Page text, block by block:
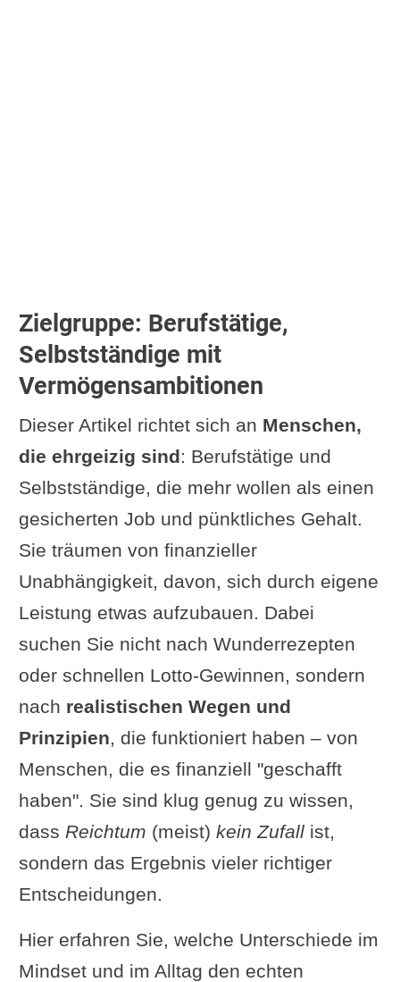
Zielgruppe: Berufstätige,
Selbstständige mit
Vermögensambitionen
Dieser Artikel richtet sich an Menschen,
die ehrgeizig sind: Berufstätige und
Selbstständige, die mehr wollen als einen
gesicherten Job und pünktliches Gehalt.
Sie träumen von finanzieller
Unabhängigkeit, davon, sich durch eigene
Leistung etwas aufzubauen. Dabei
suchen Sie nicht nach Wunderrezepten
oder schnellen Lotto-Gewinnen, sondern
nach realistischen Wegen und
Prinzipien, die funktioniert haben – von
Menschen, die es finanziell "geschafft
haben". Sie sind klug genug zu wissen,
dass Reichtum (meist) kein Zufallist,
sondern das Ergebnis vieler richtiger
Entscheidungen.
Hier erfahren Sie, welche Unterschiede im
Mindset und im Alltag den echten